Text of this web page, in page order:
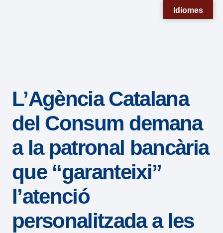
sistema
accesibilidad.
L’Agència Catalana
del Consum demana
a la patronal bancària
que “garanteixi”
l’atenció
personalitzada a les
Idiomes